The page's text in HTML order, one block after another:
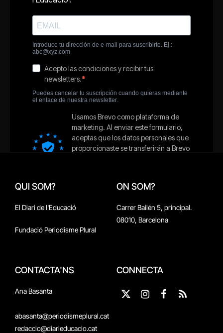
QUI SOM?
El Diari de l'Educació
Fundació Periodisme Plural
ON SOM?
Carrer Bailén 5, principal.
08010, Barcelona
CONTACTA'NS
Ana Basanta
abasanta@periodismeplural.cat
redaccio@diarieducacio.cat
CONNECTA
X
InstagramFacebook
RSS